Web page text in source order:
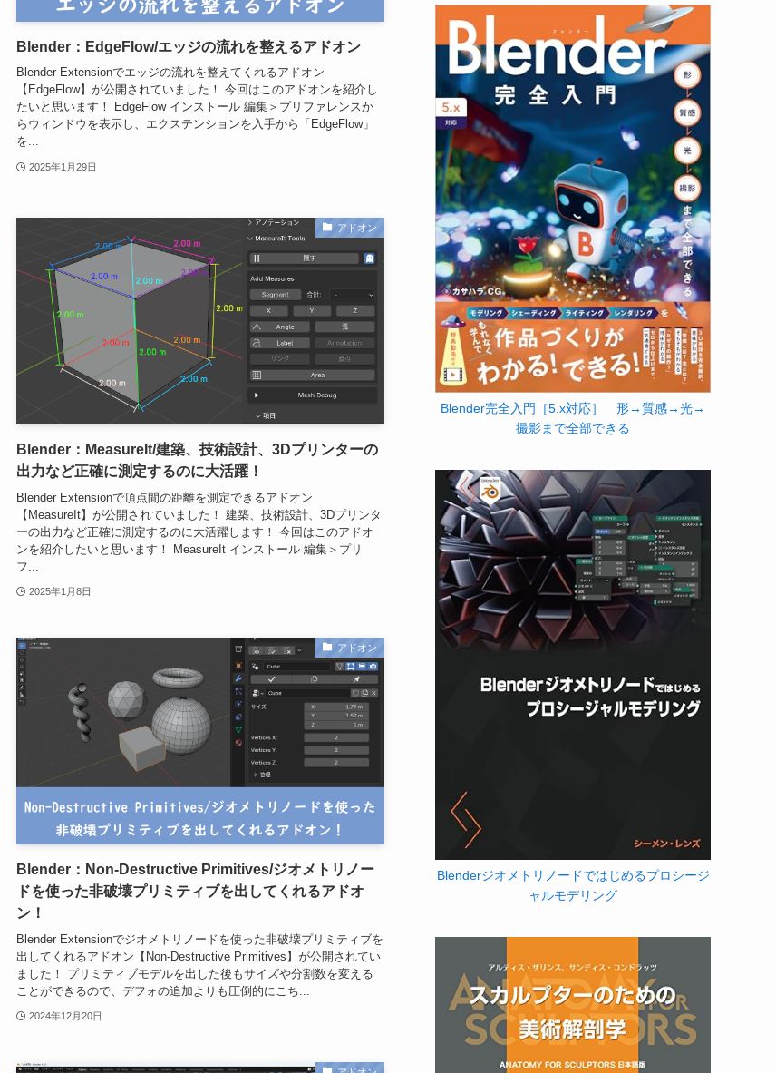
Blender：EdgeFlow/エッジの流れを整えるアドオン
Blender Extensionでエッジの流れを整えてくれるアドオン
【EdgeFlow】が公開されていました！ 今回はこのアドオンを紹介し
たいと思います！ EdgeFlow インストール 編集＞プリファレンスか
らウィンドウを表示し、エクステンションを入手から「EdgeFlow」
を...
2025年1月29日
アドオン
Blender：MeasureIt/建築、技術設計、3Dプリンターの
出力など正確に測定するのに大活躍！
Blender Extensionで頂点間の距離を測定できるアドオン
【MeasureIt】が公開されていました！ 建築、技術設計、3Dプリンタ
ーの出力など正確に測定するのに大活躍します！ 今回はこのアドオ
ンを紹介したいと思います！ MeasureIt インストール 編集＞プリ
フ...
2025年1月8日
アドオン
Blender：Non-Destructive Primitives/ジオメトリノー
ドを使った非破壊プリミティブを出してくれるアドオ
ン！
Blender Extensionでジオメトリノードを使った非破壊プリミティブを
出してくれるアドオン【Non-Destructive Primitives】が公開されてい
ました！ プリミティブモデルを出した後もサイズや分割数を変える
ことができるので、デフォの追加よりも圧倒的にこち...
2024年12月20日
(4)
Blender完全入門［5.x対応］ 形→質感→光→
撮影まで全部できる
Blenderジオメトリノードではじめるプロシージ
ャルモデリング